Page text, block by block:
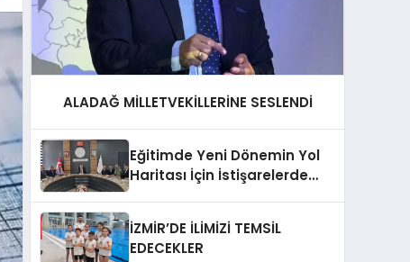
ALADAĞ MİLLETVEKİLLERİNE SESLENDİ
Eğitimde Yeni Dönemin Yol
Haritası İçin İstişarelerde
İZMİR’DE İLİMİZİ TEMSİL
EDECEKLER